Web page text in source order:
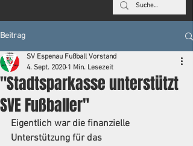
Beitrag
"Stadtsparkasse unterstützt
SVE Fußballer"
SV Espenau Fußball Vorstand
4. Sept. 2020 1 Min. Lesezeit
Eigentlich war die finanzielle
Unterstützung für das